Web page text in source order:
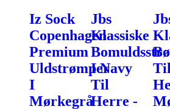
Iz Sock
Copenhagen
Premium
Uldstrømper
I
Mørkegrå
Jbs
Klassiske
I Navy
Til
Herre -